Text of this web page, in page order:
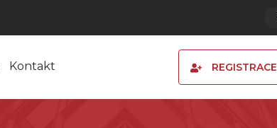
Kontakt REGISTRACE